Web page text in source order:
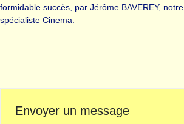
formidable succès, par Jérôme BAVEREY, notre
spécialiste Cinema.
Envoyer un message